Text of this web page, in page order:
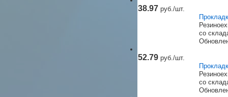
38.97 руб./шт.
со
52.79 руб./шт.
со